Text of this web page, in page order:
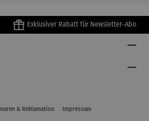
Exklusiver Rabatt für Newsletter-Abo
& Reklamation Impressum